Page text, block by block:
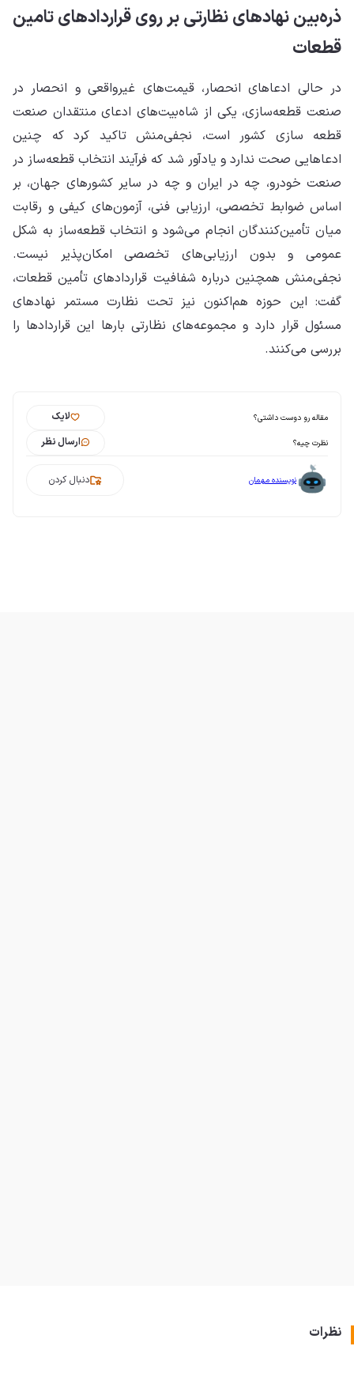
ذره‌بین نهادهای نظارتی بر روی قراردادهای تامین
قطعات
در حالی ادعاهای انحصار، قیمت‌های غیرواقعی و انحصار در
صنعت قطعه‌سازی، یکی از شاه‌بیت‌های ادعای منتقدان صنعت
قطعه سازی کشور است، نجفی‌منش تاکید کرد که چنین
ادعاهایی صحت ندارد و یادآور شد که فرآیند انتخاب قطعه‌ساز در
صنعت خودرو، چه در ایران و چه در سایر کشورهای جهان، بر
اساس ضوابط تخصصی، ارزیابی فنی، آزمون‌های کیفی و رقابت
میان تأمین‌کنندگان انجام می‌شود و انتخاب قطعه‌ساز به شکل
عمومی و بدون ارزیابی‌های تخصصی امکان‌پذیر نیست.
نجفی‌منش همچنین درباره شفافیت قراردادهای تأمین قطعات،
گفت: این حوزه هم‌اکنون نیز تحت نظارت مستمر نهادهای
مسئول قرار دارد و مجموعه‌های نظارتی بارها این قراردادها را
بررسی می‌کنند.
مقاله رو دوست داشتی؟ لایک
نظرت چیه؟ ارسال نظر
نویسنده مهمان دنبال کردن
نظرات